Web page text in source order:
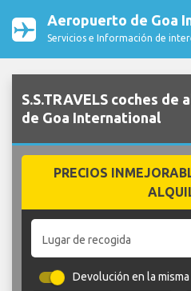
Aeropuerto de Goa
Servicios e Información de
S.S.TRAVELS coches
de Goa International
PRECIOS
Lugar de recogida
Devolución en la